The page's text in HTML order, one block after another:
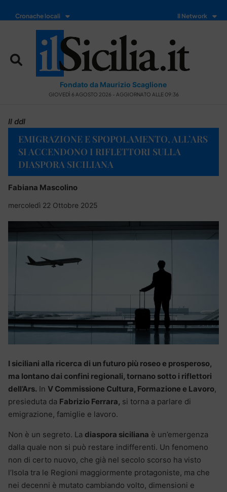
Cronache locali Il Network
Fondato da Maurizio Scaglione
GIOVEDÌ 6 AGOSTO 2026 - AGGIORNATO ALLE 09:36
Il ddl
EMIGRAZIONE E SPOPOLAMENTO, ALL’ARS
SI ACCENDONO I RIFLETTORI SULLA
DIASPORA SICILIANA
Fabiana Mascolino
mercoledì 22 Ottobre 2025
I siciliani alla ricerca di un futuro più roseo e prosperoso,
ma lontano dai confini regionali, tornano sotto i riflettori
dell’Ars. In V Commissione Cultura, Formazione e Lavoro,
presieduta da Fabrizio Ferrara, si torna a parlare di
emigrazione, famiglie e lavoro.
Non è un segreto. La diaspora siciliana è un’emergenza
dalla quale non si può restare indifferenti. Un fenomeno
non di certo nuovo, che già nel secolo scorso ha visto
l’Isola tra le Regioni maggiormente protagoniste, ma che
nei decenni è mutato cambiando volto, dimensioni e